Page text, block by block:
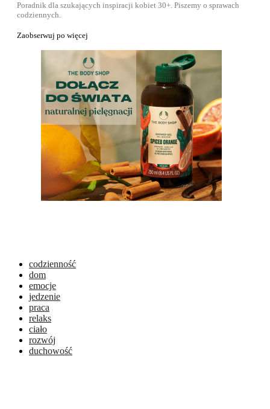
Poradnik dla szukających inspiracji kobiet 30+. Piszemy o sprawach
codziennych.
Zaobserwuj po więcej
codzienność
dom
emocje
jedzenie
praca
relaks
ciało
rozwój
duchowość